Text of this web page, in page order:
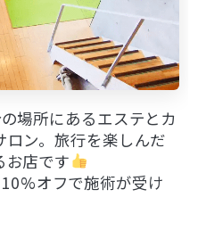
場所にあるエステとカ
ロン。旅行を楽しんだ
お店です
オフで施術が受け